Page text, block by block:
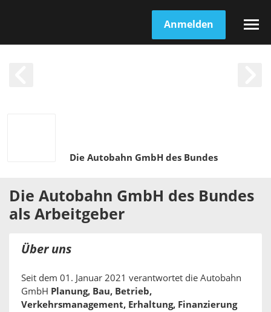
Anmelden
Die Autobahn GmbH des Bundes
Die Autobahn GmbH des Bundes
als Arbeitgeber
Über uns
Seit dem 01. Januar 2021 verantwortet die Autobahn
GmbH Planung, Bau, Betrieb,
Verkehrsmanagement, Erhaltung, Finanzierung